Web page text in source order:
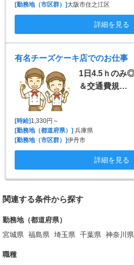
[勤務地（市区群）]大阪市住之江区
詳細を見る
有名チーズケーキ店でのお仕事
1日4.5ｈのみ
＆交通費規…
[時給] 1,330円～
[勤務地（都道府県）] 兵庫県
[勤務地（市区群）]伊丹市
詳細を見る
関連する条件から探す
勤務地（都道府県）
宮城県
福島県 埼玉県 千葉県 神奈川県
職種